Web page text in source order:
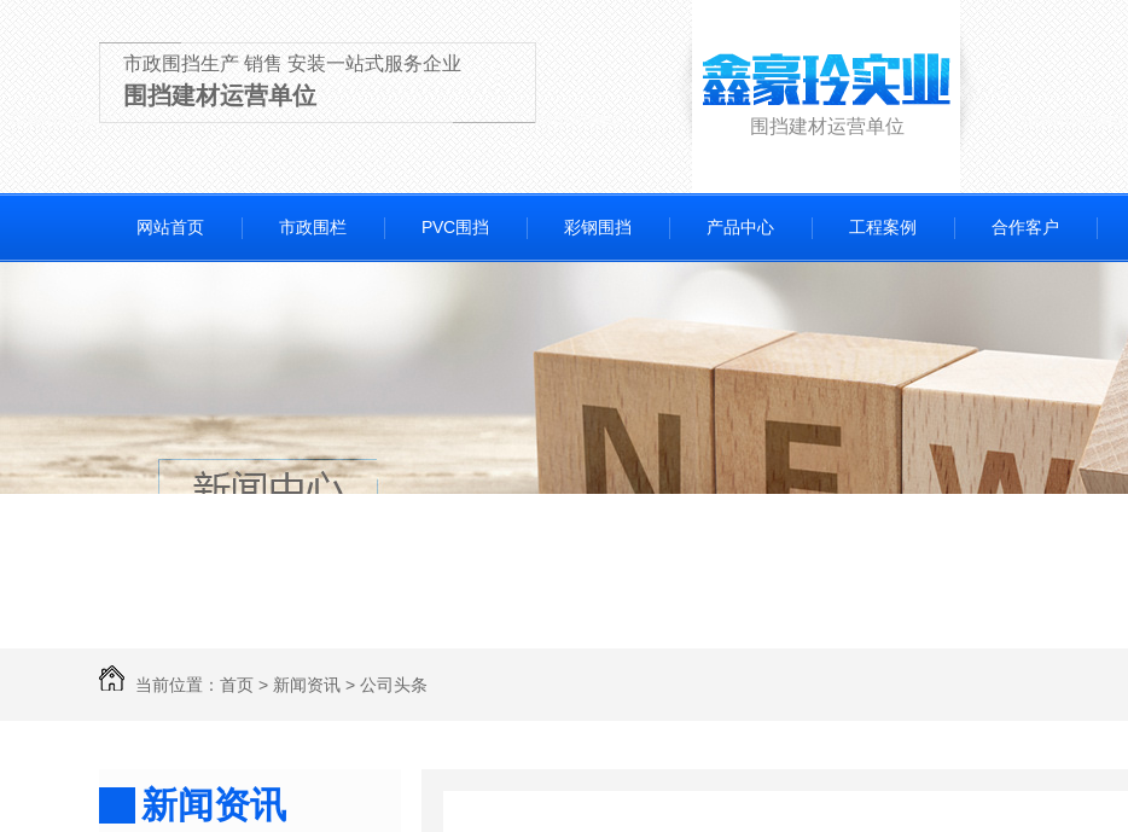
市政围挡生产 销售 安装一站式服务企业
围挡建材运营单位
围挡建材运营单位
网站首页 市政围栏 PVC围挡 彩钢围挡 产品中心 工程案例 合作客户
当前位置： 首页 > 新闻资讯 > 公司头条
新闻资讯